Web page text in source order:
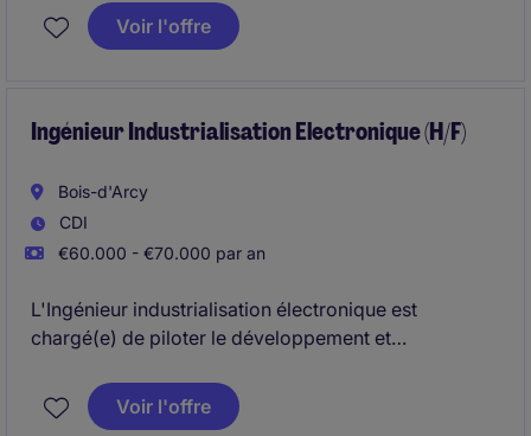
Voir l'offre
Ingénieur Industrialisation Electronique (H/F)
Bois-d'Arcy
CDI
€60.000 - €70.000 par an
L'Ingénieur industrialisation électronique est
chargé(e) de piloter le développement et
électronique, en étroite collaboration avec les
équipes techniques et les partenaires. Ce poste,
Voir l'offre